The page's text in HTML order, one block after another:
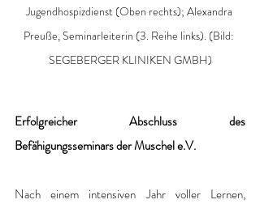
Jugendhospizdienst (Oben rechts); Alexandra
Preuße, Seminarleiterin (3. Reihe links). (Bild:
SEGEBERGER KLINIKEN GMBH)
Erfolgreicher Abschluss des
Befähigungsseminars der Muschel e.V.
Nach einem intensiven Jahr voller Lernen,